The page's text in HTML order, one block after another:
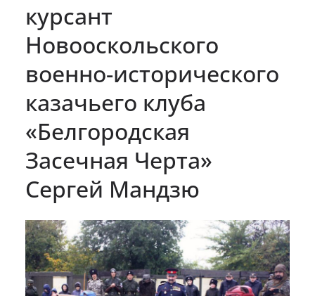
курсант
Новооскольского
военно-исторического
казачьего клуба
«Белгородская
Засечная Черта»
Сергей Мандзю